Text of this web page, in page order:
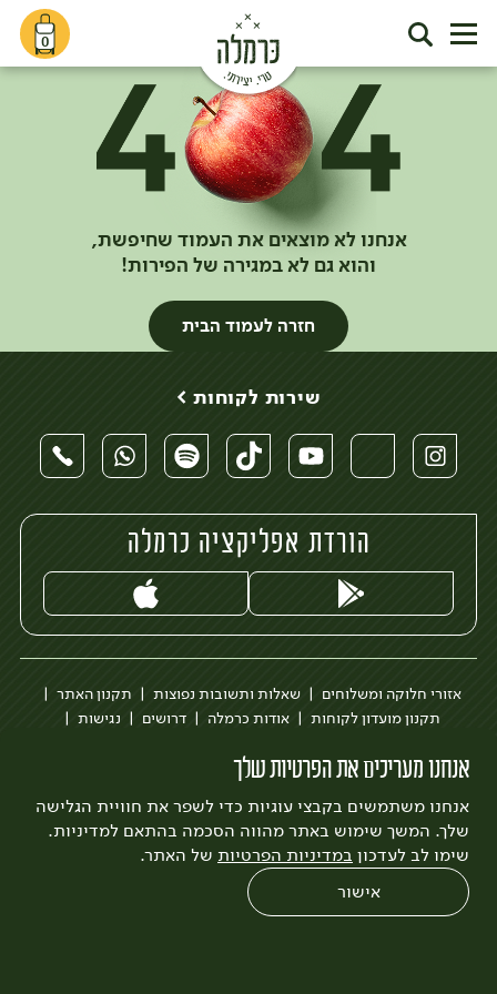
0
אנחנו לא מוצאים את העמוד שחיפשת,
והוא גם לא במגירה של הפירות!
חזרה לעמוד הבית
אנחנו מעריכים את הפרטיות שלך
אנחנו משתמשים בקבצי עוגיות כדי לשפר את חוויית הגלישה
שלך. המשך שימוש באתר מהווה הסכמה בהתאם למדיניות.
שימו לב לעדכון במדיניות הפרטיות של האתר.
אישור
שירות לקוחות >
הורדת אפליקציה כרמלה
אזורי חלוקה ומשלוחים שאלות ותשובות נפוצות
תקנון האתר
תקנון מועדון לקוחות
אודות כרמלה דרושים
נגישות
לצפייה בעדכון מדיניות פרטיות
עיצוב:3bears פיתוח:Quatro